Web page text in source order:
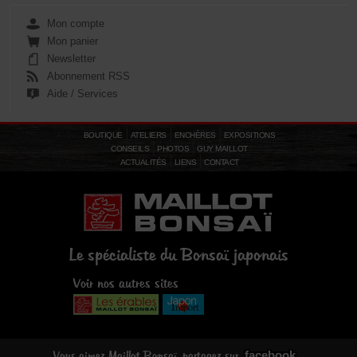
Mon compte
Mon panier
Newsletter
Abonnement RSS
Aide / Services
BOUTIQUE ATELIERS ENCHÈRES
EXPOSITIONS
CONSEILS
PHOTOS
GUY MAILLOT
ACTUALITÉS
LIENS CONTACT
Le spécialiste du Bonsaï japonais
Voir nos autres sites